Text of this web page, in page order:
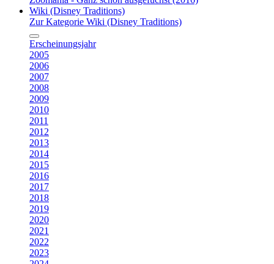
Wiki (Disney Traditions)
Zur Kategorie Wiki (Disney Traditions)
Erscheinungsjahr
2005
2006
2007
2008
2009
2010
2011
2012
2013
2014
2015
2016
2017
2018
2019
2020
2021
2022
2023